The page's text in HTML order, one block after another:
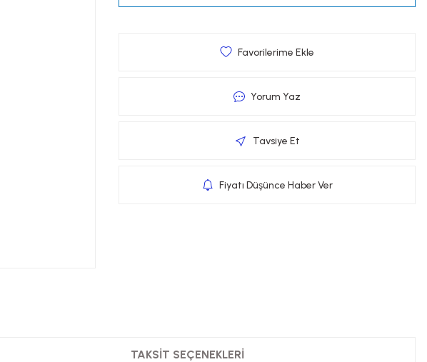
Yorum Yaz
Tavsiye Et
Fiyatı Düşünce Haber Ver
TAKSIT SEÇENEKLERI